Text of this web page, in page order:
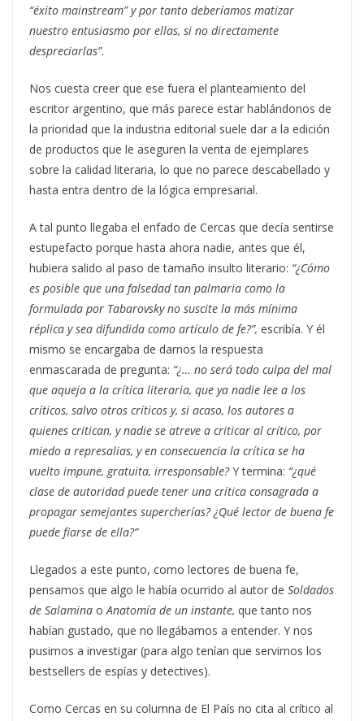
“éxito mainstream” y por tanto deberíamos matizar
nuestro entusiasmo por ellas, si no directamente
despreciarlas”.
Nos cuesta creer que ese fuera el planteamiento del
escritor argentino, que más parece estar hablándonos de
la prioridad que la industria editorial suele dar a la edición
de productos que le aseguren la venta de ejemplares
sobre la calidad literaria, lo que no parece descabellado y
hasta entra dentro de la lógica empresarial.
A tal punto llegaba el enfado de Cercas que decía sentirse
estupefacto porque hasta ahora nadie, antes que él,
hubiera salido al paso de tamaño insulto literario: “¿Cómo
es posible que una falsedad tan palmaria como la
formulada por Tabarovsky no suscite la más mínima
réplica y sea difundida como artículo de fe?”, escribía. Y él
mismo se encargaba de darnos la respuesta
enmascarada de pregunta: “¿… no será todo culpa del mal
que aqueja a la crítica literaria, que ya nadie lee a los
críticos, salvo otros críticos y, si acaso, los autores a
quienes critican, y nadie se atreve a criticar al crítico, por
miedo a represalias, y en consecuencia la crítica se ha
vuelto impune, gratuita, irresponsable?Y termina: “¿qué
clase de autoridad puede tener una crítica consagrada a
propagar semejantes supercherías? ¿Qué lector de buena fe
puede fiarse de ella?”
Llegados a este punto, como lectores de buena fe,
pensamos que algo le había ocurrido al autor de Soldados
de Salamina oAnatomía de un instante, que tanto nos
habían gustado, que no llegábamos a entender. Y nos
pusimos a investigar (para algo tenían que servirnos los
bestsellers de espías y detectives).
Como Cercas en su columna de El País no cita al crítico al